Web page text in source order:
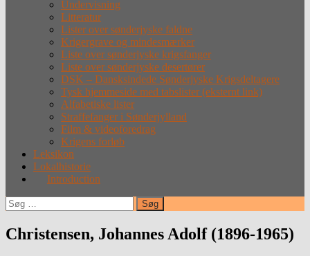
Undervisning
Litteratur
Lister over sønderjyske faldne
Krigergrave og mindesmærker
Liste over sønderjyske krigsfanger
Liste over sønderjyske desertører
DSK – Dansksindede Sønderjyske Krigsdeltagere
Tysk hjemmeside med tabslister (eksternt link)
Alfabetiske lister
Straffefanger i Sønderjylland
Film & videoforedrag
Krigens forløb
Leksikon
Lokalhistorie
Introduction
Søg
efter:
Christensen, Johannes Adolf (1896-1965)